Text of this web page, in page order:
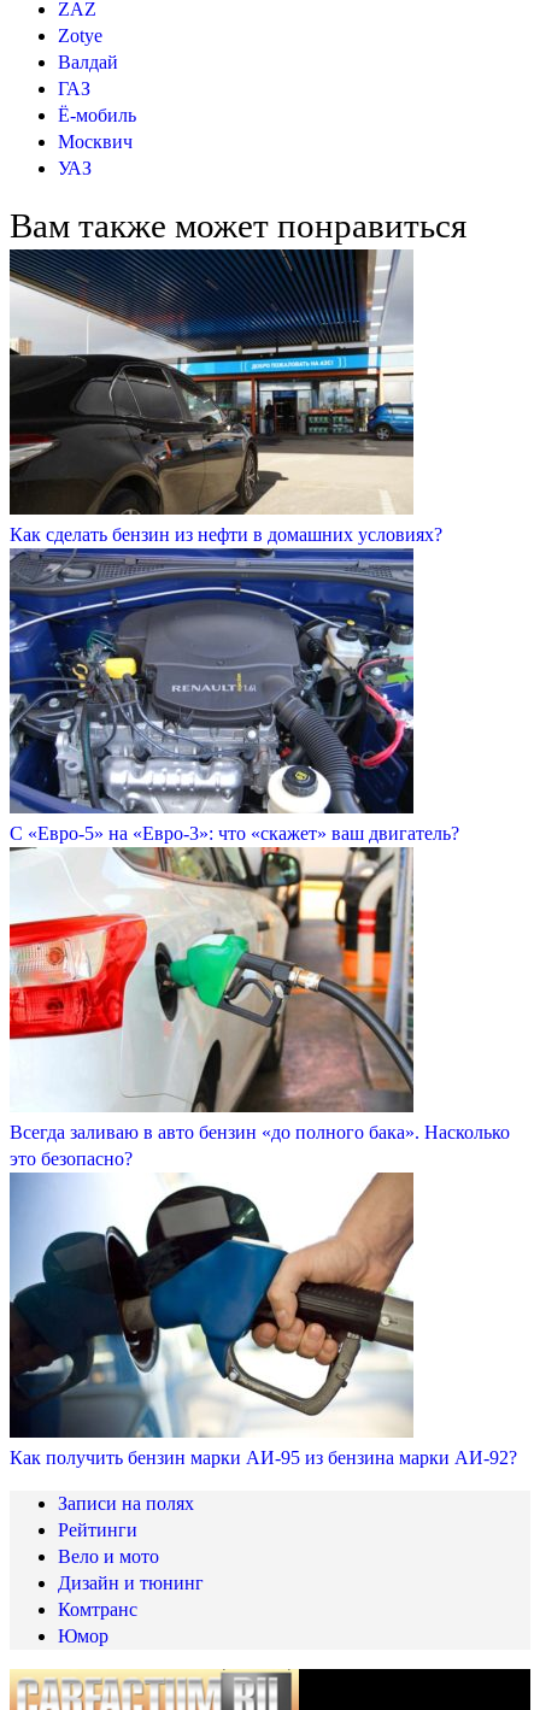
ZAZ
Zotye
Валдай
ГАЗ
Ё-мобиль
Москвич
УАЗ
Вам также может понравиться
Как сделать бензин из нефти в домашних условиях?
С «Евро-5» на «Евро-3»: что «скажет» ваш двигатель?
Всегда заливаю в авто бензин «до полного бака». Насколько
это безопасно?
Как получить бензин марки АИ-95 из бензина марки АИ-92?
Записи на полях
Рейтинги
Вело и мото
Дизайн и тюнинг
Комтранс
Юмор